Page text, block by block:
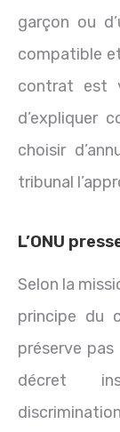
garçon ou
compatible
contrat est
d’expliquer
choisir
tribunal
L’ONU
Selon la
principe du
préserve pas
décret